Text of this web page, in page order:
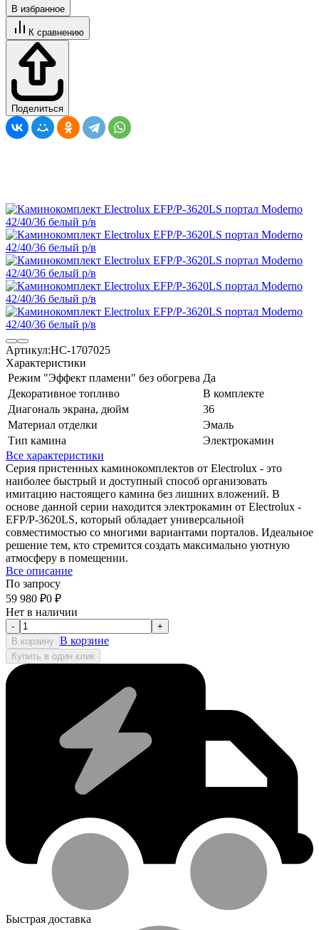
В избранное
К сравнению
Поделиться
Артикул:НС-1707025
Характеристики
Режим "Эффект пламени" без обогрева Да
Декоративное топливо
В комплекте
Диагональ экрана, дюйм
36
Материал отделки
Эмаль
Тип камина
Электрокамин
Все характеристики
Серия пристенных каминокомплектов от Electrolux - это
наиболее быстрый и доступный способ организовать
имитацию настоящего камина без лишних вложений. В
основе данной серии находится электрокамин от Electrolux -
EFP/P-3620LS, который обладает универсальной
совместимостью со многими вариантами порталов. Идеальное
решение тем, кто стремится создать максимально уютную
атмосферу в помещении.
Все описание
По запросу
59 980 ₽0 ₽
Нет в наличии
-
+
В корзину В корзине
Купить в один клик
Быстрая доставка